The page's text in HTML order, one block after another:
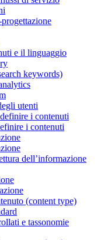
e il linguaggio
keywords)
utenti
i contenuti
i contenuti
dell’informazione
(content type)
e tassonomie